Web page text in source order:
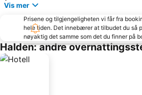
Vis mer
Prisene og tilgjengeligheten vi får fra
hele tiden. Det innebærer at tilbudet du så
nøyaktig det samme som det du finner på
Halden: andre